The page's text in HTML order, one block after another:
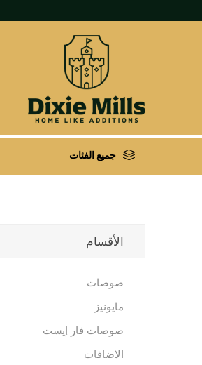
جميع الفئات
الأقسام
صوصات
مايونيز
صوصات فار إيست
الاضافات